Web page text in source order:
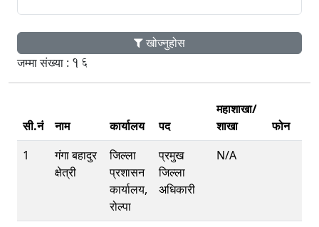
खोज्नुहोस
जम्मा संख्या : 16
सी.नं नाम कार्यालय पद
महाशाखा/
शाखा
फोन
1
गंगा बहादुर
क्षेत्री
जिल्ला
प्रशासन
कार्यालय,
रोल्पा
प्रमुख
जिल्ला
अधिकारी
N/A